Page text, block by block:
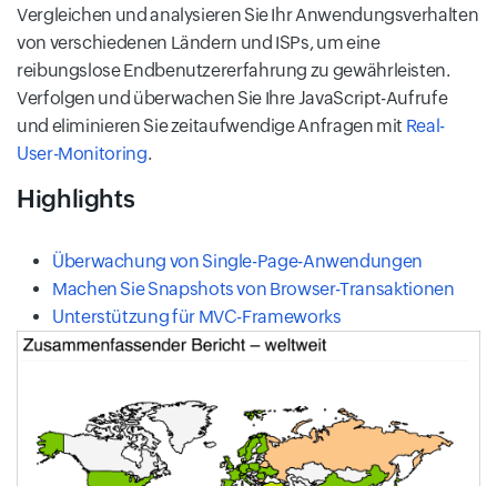
Vergleichen und analysieren Sie Ihr Anwendungsverhalten
von verschiedenen Ländern und ISPs, um eine
reibungslose Endbenutzererfahrung zu gewährleisten.
Verfolgen und überwachen Sie Ihre JavaScript-Aufrufe
und eliminieren Sie zeitaufwendige Anfragen mit Real-
User-Monitoring.
Highlights
Überwachung von Single-Page-Anwendungen
Machen Sie Snapshots von Browser-Transaktionen
Unterstützung für MVC-Frameworks